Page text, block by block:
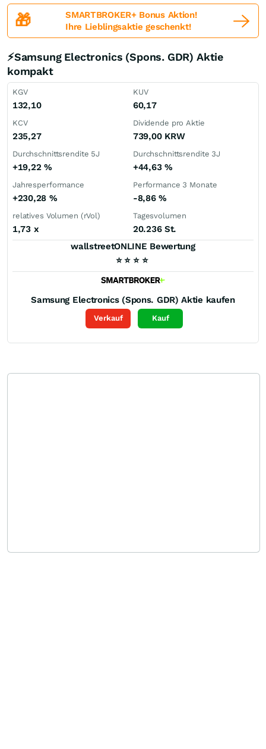
🎁
SMARTBROKER+ Bonus Aktion!
Ihre Lieblingsaktie geschenkt!
⚡Samsung Electronics (Spons. GDR) Aktie
kompakt
KGV
132,10
KUV
60,17
KCV
235,27
Dividende pro Aktie
739,00 KRW
Durchschnittsrendite 5J
+19,22 %
Durchschnittsrendite 3J
+44,63 %
Jahresperformance
+230,28 %
Performance 3 Monate
-8,86%
relatives Volumen (rVol)
1,73 x
Tagesvolumen
20.236 St.
wallstreetONLINE Bewertung
⭐ ⭐ ⭐ ⭐
Samsung Electronics (Spons. GDR) Aktie kaufen
Verkauf Kauf